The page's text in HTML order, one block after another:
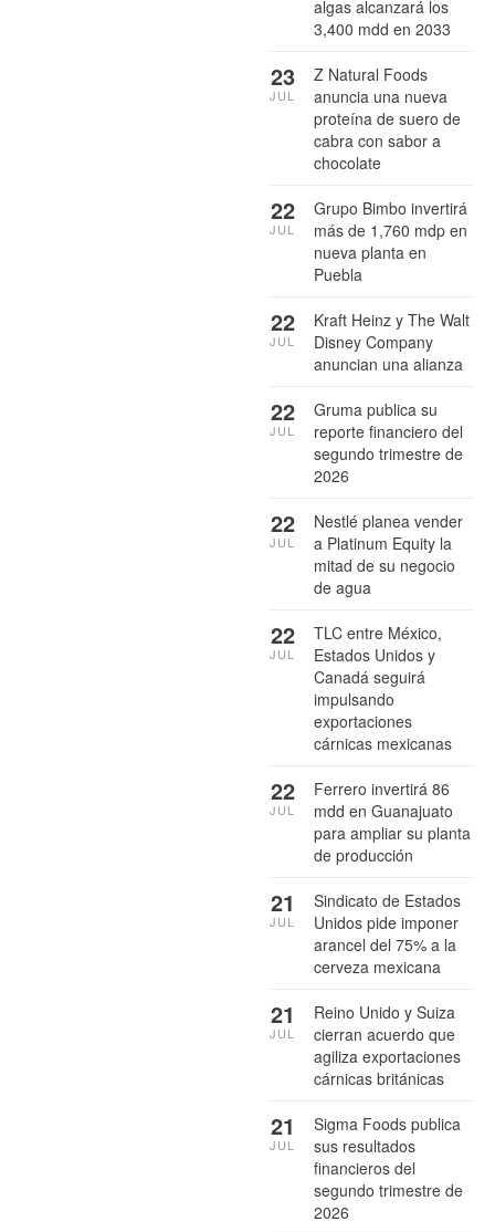
algas alcanzará los
3,400 mdd en 2033
Z Natural Foods
anuncia una nueva
proteína de suero de
cabra con sabor a
chocolate
23
JUL
Grupo Bimbo invertirá
más de 1,760 mdp en
nueva planta en
Puebla
22
JUL
Kraft Heinz y The Walt
Disney Company
anuncian una alianza
22
JUL
Gruma publica su
reporte financiero del
segundo trimestre de
2026
22
JUL
Nestlé planea vender
a Platinum Equity la
mitad de su negocio
de agua
22
JUL
TLC entre México,
Estados Unidos y
Canadá seguirá
impulsando
exportaciones
cárnicas mexicanas
22
JUL
Ferrero invertirá 86
mdd en Guanajuato
para ampliar su planta
de producción
22
JUL
Sindicato de Estados
Unidos pide imponer
arancel del 75% a la
cerveza mexicana
21
JUL
Reino Unido y Suiza
cierran acuerdo que
agiliza exportaciones
cárnicas británicas
21
JUL
Sigma Foods publica
sus resultados
financieros del
segundo trimestre de
2026
21
JUL